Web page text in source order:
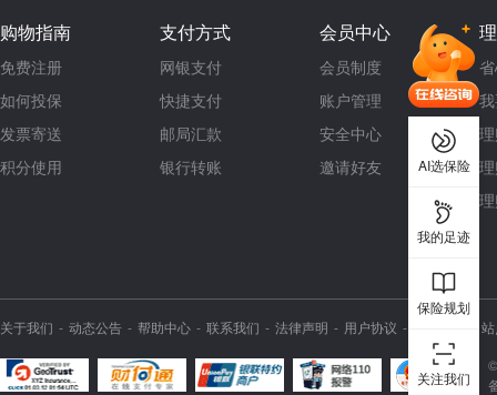
购物指南
免费注册
如何投保
发票寄送
积分使用
支付方式
网银支付
快捷支付
邮局汇款
银行转账
会员中心
会员制度
账户管理
安全中心
邀请好友
关于我们 动态公告 帮助中心 联系我们 法律声明 用户协议
©
AI选保险
我的足迹
保险规划
关注我们